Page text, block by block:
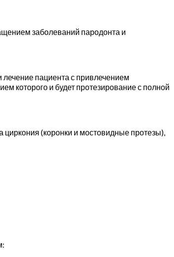
заболеваний пародонта и
пациента с привлечением
которого и будет протезирование с полной
(коронки и мостовидные протезы),